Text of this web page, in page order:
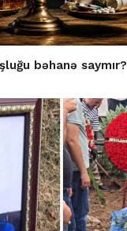
bəhanə saymır?